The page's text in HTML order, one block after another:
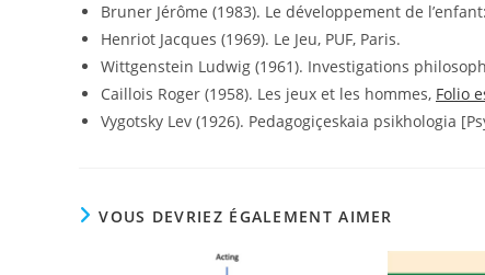
Bruner Jérôme (1983). Le développement de
Henriot Jacques (1969). Le Jeu, PUF, Paris.
Wittgenstein Ludwig (1961). Investigations
Caillois Roger (1958). Les jeux et les hommes, Folio
Vygotsky Lev (1926). Pedagogiçeskaia psikhologia
VOUS DEVRIEZ ÉGALEMENT AIMER